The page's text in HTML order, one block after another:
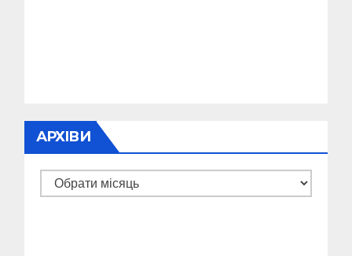
АРХІВИ
Архіви